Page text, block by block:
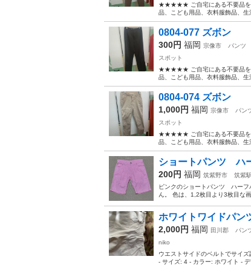
★★★★★ ご自宅にある不要品を是
品、こども用品、衣料服飾品、
0804-077 ズボン
300円 福岡 宗像市
パンツ
スポット
★★★★★ ご自宅にある不要品を是
品、こども用品、衣料服飾品、
0804-074 ズボン
1,000円 福岡 宗像市
パン
スポット
★★★★★ ご自宅にある不要品を是
品、こども用品、衣料服飾品、
ショートパンツ ハ
200円 福岡 筑紫野市 筑紫駅
ピンクのショートパンツ ハーフ
ん。 色は、1,2枚目より3枚目な
ホワイトワイドパン
2,000円 福岡 田川郡
パン
niko
ウエストサイドのベルトでサイ
- サイズ: 4 - カラー: ホワイト -